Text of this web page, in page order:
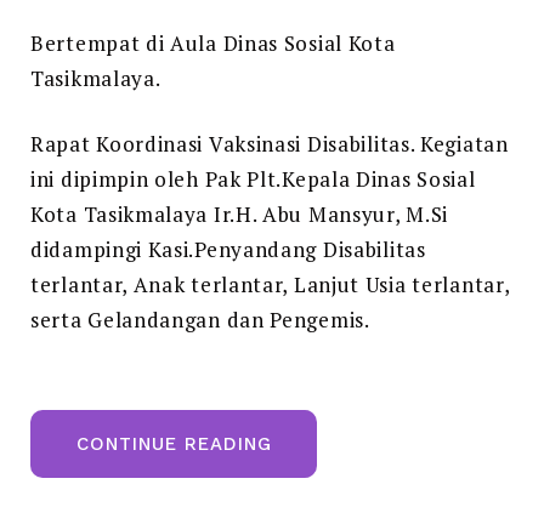
Koordinasi
Bertempat di Aula Dinas Sosial Kota
Tasikmalaya.
Rapat Koordinasi Vaksinasi Disabilitas. Kegiatan
ini dipimpin oleh Pak Plt.Kepala Dinas Sosial
Kota Tasikmalaya Ir.H. Abu Mansyur, M.Si
didampingi Kasi.Penyandang Disabilitas
terlantar, Anak terlantar, Lanjut Usia terlantar,
serta Gelandangan dan Pengemis.
CONTINUE READING
VAKSINASI